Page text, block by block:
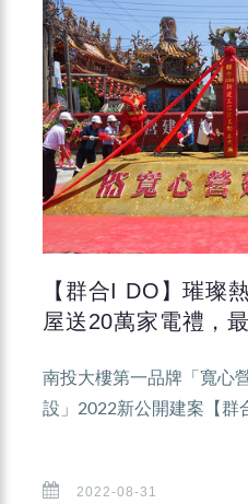
【群合I DO】璀璨
屋送20萬家電禮，
南投大樓第一品牌「寬心
設」2022新公開建案【群
2022-08-31